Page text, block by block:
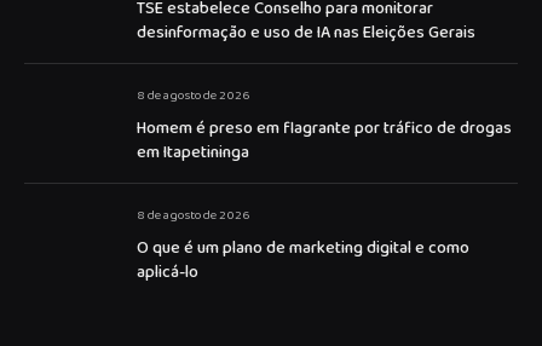
TSE estabelece Conselho para monitorar
desinformação e uso de IA nas Eleições Gerais
8 de agosto de 2026
Homem é preso em flagrante por tráfico de drogas
em Itapetininga
8 de agosto de 2026
O que é um plano de marketing digital e como
aplicá-lo